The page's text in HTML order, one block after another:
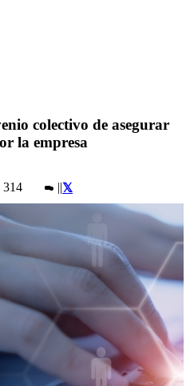
colectivo de asegurar
la empresa
314